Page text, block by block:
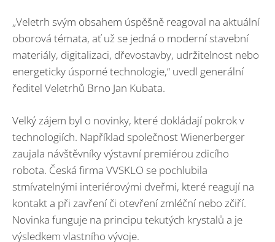
„Veletrh svým obsahem úspěšně reagoval na aktuální
oborová témata, ať už se jedná o moderní stavební
materiály, digitalizaci, dřevostavby, udržitelnost nebo
energeticky úsporné technologie,“ uvedl generální
ředitel Veletrhů Brno Jan Kubata.
Velký zájem byl o novinky, které dokládají pokrok v
technologiích. Například společnost Wienerberger
zaujala návštěvníky výstavní premiérou zdicího
robota. Česká firma VVSKLO se pochlubila
stmívatelnými interiérovými dveřmi, které reagují na
kontakt a při zavření či otevření zmléční nebo zčiří.
Novinka funguje na principu tekutých krystalů a je
výsledkem vlastního vývoje.